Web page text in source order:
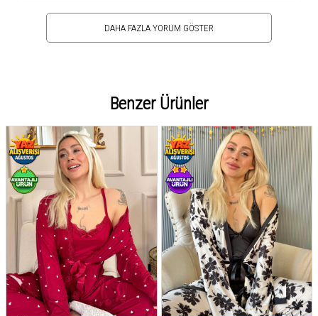
DAHA FAZLA YORUM GÖSTER
Benzer Ürünler